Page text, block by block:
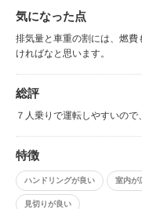
気になった点
排気量と車重の割には、燃費
ければなと思います。
総評
７人乗りで運転しやすいので
特徴
ハンドリングが良い 室内が
見切りが良い